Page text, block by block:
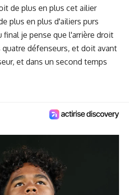
de plus en plus cet ailier
plus en plus d'ailiers purs
final je pense que l'arrière droit
défenseurs, et doit avant
et dans un second temps